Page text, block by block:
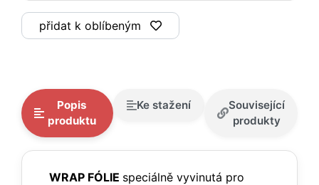
přidat k oblíbeným
Popis
produktu
Ke stažení
Související
produkty
WRAP FÓLIE speciálně vyvinutá pro